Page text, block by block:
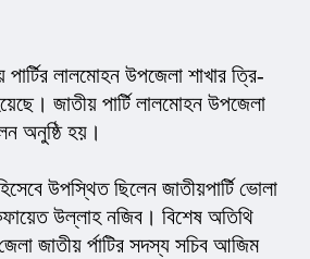
লালমোহন উপজেলা শাখার ত্রি-
জাতীয় পার্টি লালমোহন উপজেলা
অনুষ্ঠি হয়।
উপস্থিত ছিলেন জাতীয়পার্টি ভোলা
উল্লাহ নজিব। বিশেষ অতিথি
জাতীয় র্পাটির সদস্য সচিব আজিম